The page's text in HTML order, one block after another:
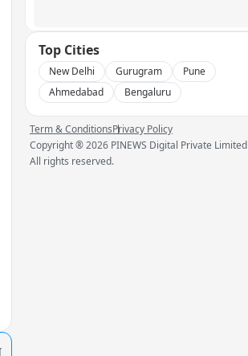
Top Cities
New Delhi Gurugram
Pune
Ahmedabad
Bengaluru
Term & ConditionsPrivacy Policy
Copyright ®2026 PINEWS Digital Private Limited
All rights reserved.